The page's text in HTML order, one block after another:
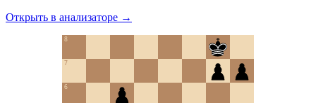
Открыть в анализаторе →
6
7
8